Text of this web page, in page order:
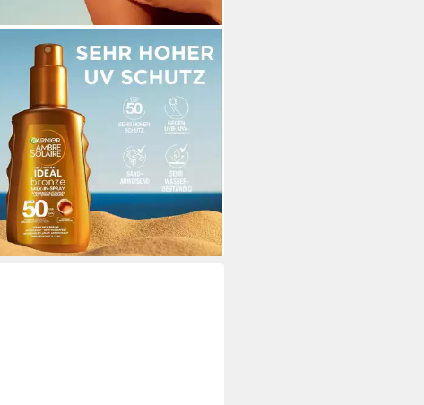
GARNIER
Sonnenschutzspray Ideal Bronze
Milk-in-Spray Sonnenschutzspray mit
LSF 50, 1-tlg.
23,90 € UVP 27,90 €
(159,33 €/ 1 l)
-14%
lieferbar - in 6-7 Werktagen bei dir